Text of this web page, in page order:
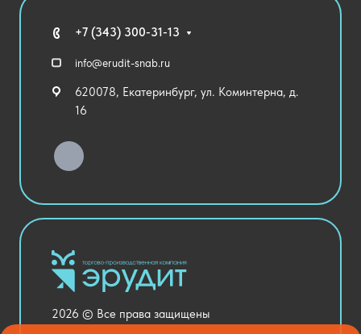
Технические средства обучения
Спортивный зал
Уличное оборудование
Хозяйственные Товары
Столовая и пищеблок
Оснащение кабинетов
Медицинский кабинет
Национальные проекты
+7 (343) 300-31-13
info@erudit-snab.ru
620078, Екатеринбург, ул. Коминтерна, д.
16
2026 © Все права защищены